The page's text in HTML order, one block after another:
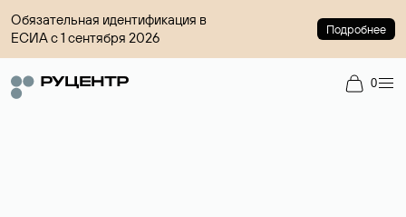
Обязательная идентификация в
ЕСИА с 1 сентября 2026
Подробнее
0